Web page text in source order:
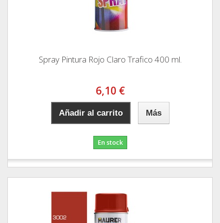
Spray Pintura Rojo Claro Trafico 400 ml.
6,10 €
Añadir al carrito Más
En stock